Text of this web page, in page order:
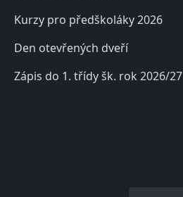
Kurzy pro předškoláky 2026
Den otevřených dveří
Zápis do 1. třídy šk. rok 2026/27